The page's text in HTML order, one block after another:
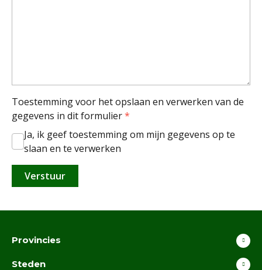
Toestemming voor het opslaan en verwerken van de
gegevens in dit formulier*
Ja, ik geef toestemming om mijn gegevens op te
slaan en te verwerken
Provincies
Steden